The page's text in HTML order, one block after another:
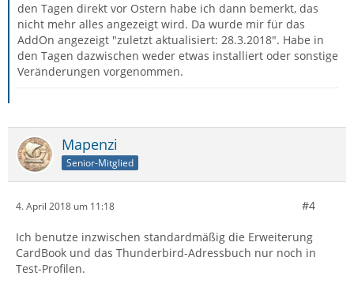
den Tagen direkt vor Ostern habe ich dann bemerkt, das
nicht mehr alles angezeigt wird. Da wurde mir für das
AddOn angezeigt "zuletzt aktualisiert: 28.3.2018". Habe in
den Tagen dazwischen weder etwas installiert oder sonstige
Veränderungen vorgenommen.
Mapenzi
Senior-Mitglied
4. April 2018 um 11:18 #4
Ich benutze inzwischen standardmäßig die Erweiterung
CardBook und das Thunderbird-Adressbuch nur noch in
Test-Profilen.